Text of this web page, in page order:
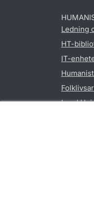
Ledning
HT-
IT-
Lund